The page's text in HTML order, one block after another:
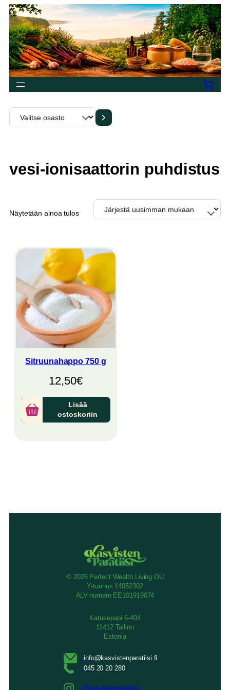
Siirry
sisältöön
Valitse
osasto
vesi-ionisaattorin puhdistus
Näytetään ainoa tulos
Sitruunahappo 750 g
12,50€
Lisää
ostoskoriin
© 2026 Perfect Wealth Living OÜ
Y-tunnus 14052302
ALV-numero EE101919074
Katusepapi 6-404
11412 Tallinn
Estonia
@kasvistenparatiisi